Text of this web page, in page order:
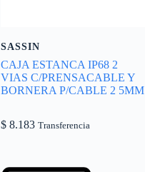
SASSIN
CAJA ESTANCA IP68 2
VIAS C/PRENSACABLE Y
BORNERA P/CABLE 2 5MM
$ 8.183 Transferencia